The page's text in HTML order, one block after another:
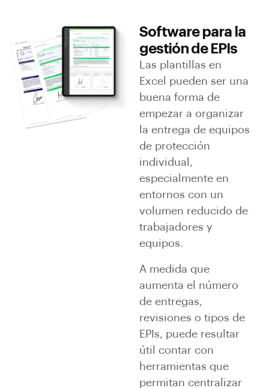
Software para la
gestión de EPIs
Las plantillas en
Excel pueden ser una
buena forma de
empezar a organizar
la entrega de equipos
de protección
individual,
especialmente en
entornos con un
volumen reducido de
trabajadores y
equipos.
A medida que
aumenta el número
de entregas,
revisiones o tipos de
EPIs, puede resultar
útil contar con
herramientas que
permitan centralizar